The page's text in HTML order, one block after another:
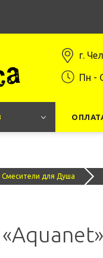
г.
Пн -
Смесители для Душа